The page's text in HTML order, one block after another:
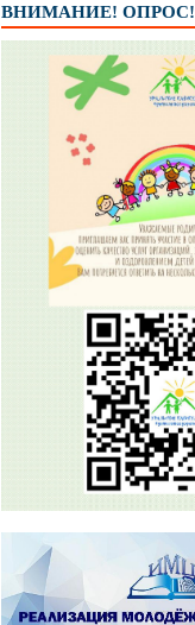
ВНИМАНИЕ! ОПРОС!